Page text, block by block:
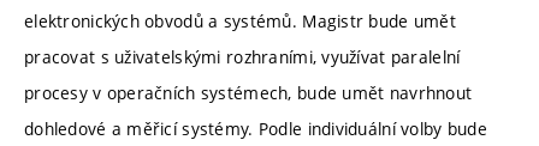
elektronických obvodů a systémů. Magistr bude umět
pracovat s uživatelskými rozhraními, využívat paralelní
procesy v operačních systémech, bude umět navrhnout
dohledové a měřicí systémy. Podle individuální volby bude